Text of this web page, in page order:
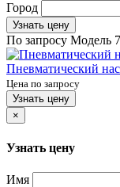
Город
Узнать цену
По запросу Модель
Пневматический
Цена по запросу
Узнать цену
×
Узнать цену
Имя